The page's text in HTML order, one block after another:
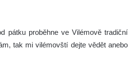
pátku proběhne ve Vilémově tradiční
tak mi vilémovští dejte vědět anebo